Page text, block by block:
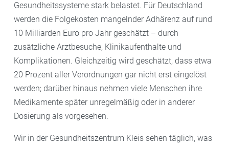
Gesundheitssysteme stark belastet. Für Deutschland
werden die Folgekosten mangelnder Adhärenz auf rund
10 Milliarden Euro pro Jahr geschätzt – durch
zusätzliche Arztbesuche, Klinikaufenthalte und
Komplikationen. Gleichzeitig wird geschätzt, dass etwa
20 Prozent aller Verordnungen gar nicht erst eingelöst
werden; darüber hinaus nehmen viele Menschen ihre
Medikamente später unregelmäßig oder in anderer
Dosierung als vorgesehen.
Wir in der Gesundheitszentrum Kleis sehen täglich, was